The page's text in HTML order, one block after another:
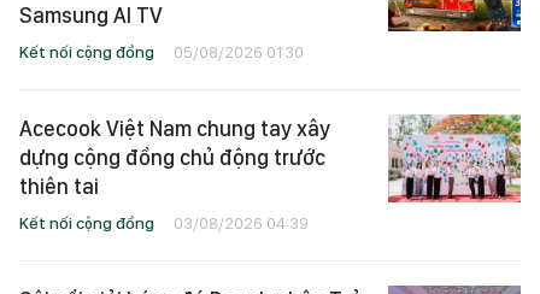
Samsung AI TV
Kết nối cộng đồng 05/08/2026 01:30
Acecook Việt Nam chung tay xây
dựng cộng đồng chủ động trước
thiên tai
Kết nối cộng đồng 03/08/2026 04:39